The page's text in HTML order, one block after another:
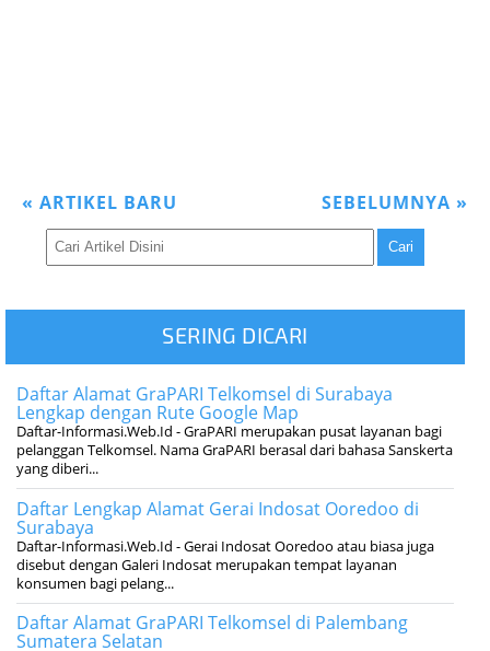
« ARTIKEL BARU SEBELUMNYA »
SERING DICARI
Daftar Alamat GraPARI Telkomsel di Surabaya
Lengkap dengan Rute Google Map
Daftar-Informasi.Web.Id - GraPARI merupakan pusat layanan bagi
pelanggan Telkomsel. Nama GraPARI berasal dari bahasa Sanskerta
yang diberi...
Daftar Lengkap Alamat Gerai Indosat Ooredoo di
Surabaya
Daftar-Informasi.Web.Id - Gerai Indosat Ooredoo atau biasa juga
disebut dengan Galeri Indosat merupakan tempat layanan
konsumen bagi pelang...
Daftar Alamat GraPARI Telkomsel di Palembang
Sumatera Selatan